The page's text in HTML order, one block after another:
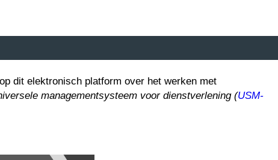
dit elektronisch platform over het werken met
managementsysteem voor dienstverlening (USM-